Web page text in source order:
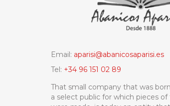
Email: aparisi@abanicosaparisi.es
Tel: +34 96 151 02 89
That small company that was
a select public for which pieces